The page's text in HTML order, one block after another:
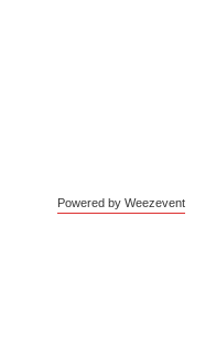
Powered by Weezevent